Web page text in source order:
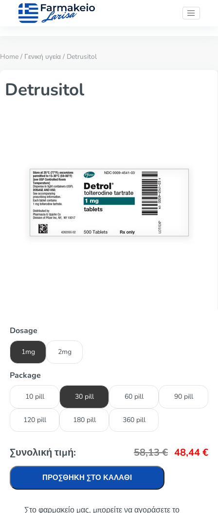
Home / Γενική υγεία / Detrusitol
Detrusitol
Dosage
1mg 2mg
Package
10 pill 30 pill 60 pill 90 pill
120 pill 180 pill 360 pill
Συνολική τιμή: 58,13€ 48,44€
ΠΡΟΣΘΉΚΗ ΣΤΟ ΚΑΛΆΘΙ
Στο φαρμακείο μας, μπορείτε να αγοράσετε το